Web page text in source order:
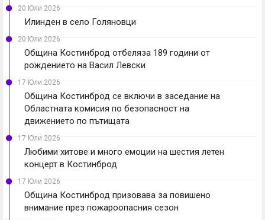
20 Юли 2026
Илинден в село Голяновци
20 Юли 2026
Община Костинброд отбеляза 189 години от
рождението на Васил Левски
17 Юли 2026
Община Костинброд се включи в заседание на
Областната комисия по безопасност на
движението по пътищата
17 Юли 2026
Любими хитове и много емоции на шестия летен
концерт в Костинброд
17 Юли 2026
Община Костинброд призовава за повишено
внимание през пожароопасния сезон